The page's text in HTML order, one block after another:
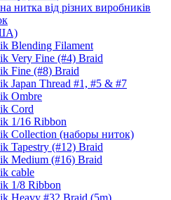
нитка від різних виробників
Blending Filament
Very Fine (#4) Braid
Fine (#8) Braid
Japan Thread #1, #5 & #7
Ombre
Cord
1/16 Ribbon
Collection (наборы ниток)
Tapestry (#12) Braid
Medium (#16) Braid
cable
1/8 Ribbon
Heavy #32 Braid (5m)